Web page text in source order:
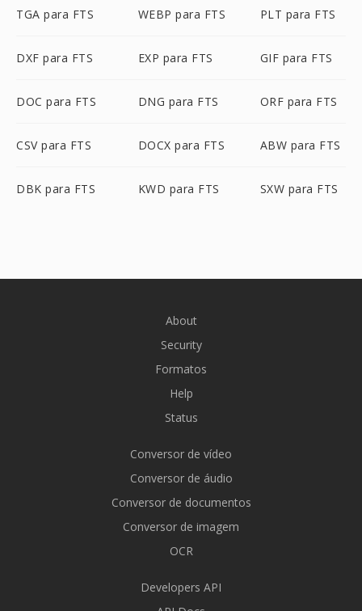
TGA para FTS WEBP para FTS PLT para FTS
DXF para FTS EXP para FTS GIF para FTS
DOC para FTS DNG para FTS ORF para FTS
CSV para FTS DOCX para FTS ABW para FTS
DBK para FTS KWD para FTS SXW para FTS
About
Security
Formatos
Help
Status
Conversor de vídeo
Conversor de áudio
Conversor de documentos
Conversor de imagem
OCR
Developers API